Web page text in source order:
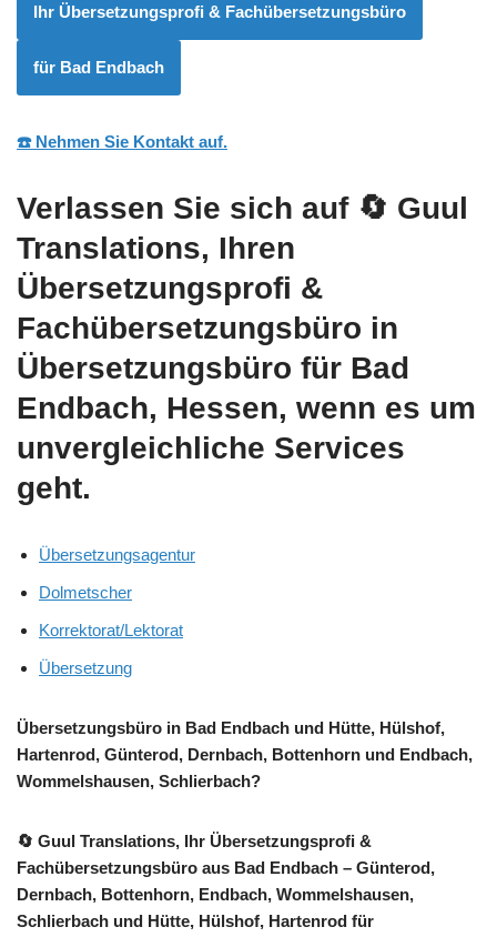
Ihr Übersetzungsprofi & Fachübersetzungsbüro
für Bad Endbach
☎️ Nehmen Sie Kontakt auf.
Verlassen Sie sich auf 🔄 Guul
Translations, Ihren
Übersetzungsprofi &
Fachübersetzungsbüro in
Übersetzungsbüro für Bad
Endbach, Hessen, wenn es um
unvergleichliche Services
geht.
Übersetzungsagentur
Dolmetscher
Korrektorat/Lektorat
Übersetzung
Übersetzungsbüro in Bad Endbach und Hütte, Hülshof,
Hartenrod, Günterod, Dernbach, Bottenhorn und Endbach,
Wommelshausen, Schlierbach?
🔄 Guul Translations, Ihr Übersetzungsprofi &
Fachübersetzungsbüro aus Bad Endbach – Günterod,
Dernbach, Bottenhorn, Endbach, Wommelshausen,
Schlierbach und Hütte, Hülshof, Hartenrod für